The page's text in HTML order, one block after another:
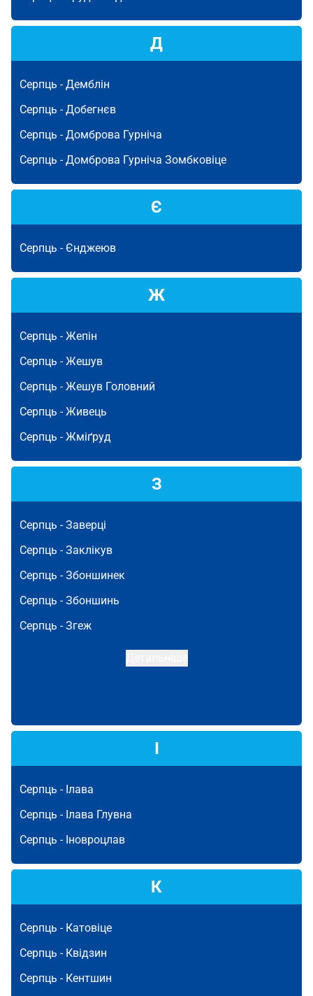
Д
Серпць -Демблін
Серпць -Добегнєв
Серпць -Домброва Гурніча
Серпць -Домброва Гурніча Зомбковіце
Є
Серпць - Єнджеюв
Ж
Серпць -Жепін
Серпць -Жешув
Серпць -Жешув Головний
Серпць -Живець
Серпць -Жміґруд
З
Серпць -Заверці
Серпць -Заклікув
Серпць -Збоншинек
Серпць -Збоншинь
Серпць -Згеж
І
Серпць - Ілава
Серпць - Ілава Глувна
Серпць - Іновроцлав
К
Серпць - Катовіце
Серпць - Квідзин
Серпць - Кентшин